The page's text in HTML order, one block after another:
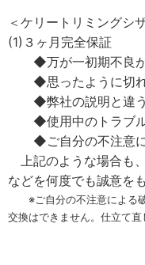
＜ケリートリミングシ
(1)３ヶ月完全保証
◆万が一初期不良が
◆思ったように切
◆弊社の説明と違う
◆使用中のトラブル
◆ご自分の不注意に
上記のような場合も
などを何度でも誠意を
※ご自分の不注意による破
交換はできません。仕立て直